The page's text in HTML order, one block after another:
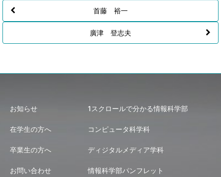
首藤 裕一
廣津 登志夫
お知らせ
在学生の方へ
卒業生の方へ
お問い合わせ
1スクロールで分かる情報科学部
コンピュータ科学科
ディジタルメディア学科
情報科学部パンフレット